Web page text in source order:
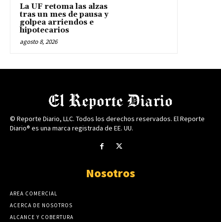
La UF retoma las alzas
tras un mes de pausa y
golpea arriendos e
hipotecarios
agosto 8, 2026
© Reporte Diario, LLC. Todos los derechos reservados. El Reporte
Diario® es una marca registrada de EE. UU.
Nosotros
AREA COMERCIAL
ACERCA DE NOSOTROS
ALCANCE Y COBERTURA